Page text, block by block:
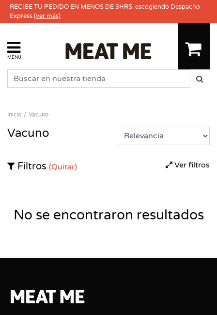
RECIBE TU PEDIDO EN MENOS DE 3HRS. escogiendo Despacho
Express(ver más)
MENU
Inicio Vacuno
Vacuno
Ver filtros
Filtros (Quitar)
No se encontraron resultados